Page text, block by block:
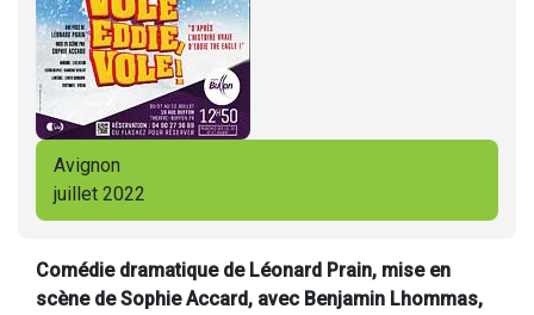
Avignon
juillet 2022
Comédie dramatique de Léonard Prain, mise en
scène de Sophie Accard, avec Benjamin Lhommas,